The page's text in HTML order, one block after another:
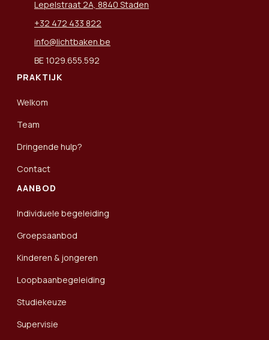
Lepelstraat 2A, 8840 Staden
+32 472 433 822
info@lichtbaken.be
BE 1029.655.592
PRAKTIJK
Welkom
Team
Dringende hulp?
Contact
AANBOD
Individuele begeleiding
Groepsaanbod
Kinderen & jongeren
Loopbaanbegeleiding
Studiekeuze
Supervisie